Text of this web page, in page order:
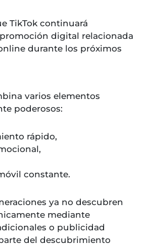
TikTok continuará
digital relacionada
durante los próximos
varios elementos
poderosos:
rápido,
constante.
ya no descubren
mediante
o publicidad
del descubrimiento